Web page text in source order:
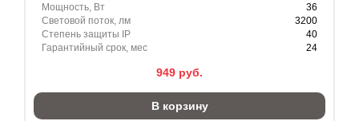
Мощность, Вт
36
Световой поток, лм
3200
Степень защиты IP
40
Гарантийный срок, мес
24
949 руб.
В корзину